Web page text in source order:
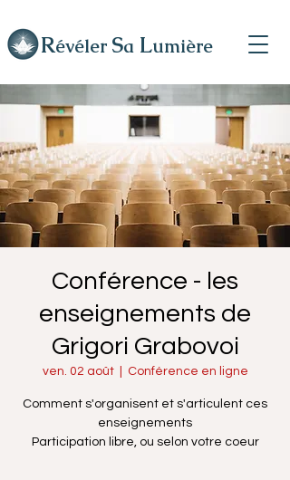
Révéler Sa Lumière
Conférence - les
enseignements de
Grigori Grabovoi
ven. 02 août
  |
Conférence en ligne
Comment s'organisent et s'articulent ces
enseignements
Participation libre, ou selon votre coeur